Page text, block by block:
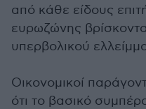
από κάθε είδους
ευρωζώνης
υπερβολικού
Οικονομικοί
ότι το βασικό